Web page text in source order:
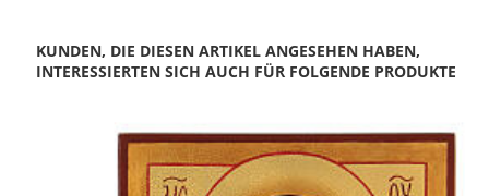
KUNDEN, DIE DIESEN ARTIKEL ANGESEHEN HABEN,
INTERESSIERTEN SICH AUCH FÜR FOLGENDE PRODUKTE